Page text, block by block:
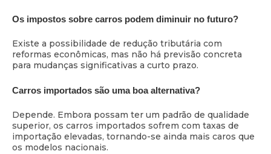
Os impostos sobre carros podem diminuir no futuro?
Existe a possibilidade de redução tributária com
reformas econômicas, mas não há previsão concreta
para mudanças significativas a curto prazo.
Carros importados são uma boa alternativa?
Depende. Embora possam ter um padrão de qualidade
superior, os carros importados sofrem com taxas de
importação elevadas, tornando-se ainda mais caros que
os modelos nacionais.